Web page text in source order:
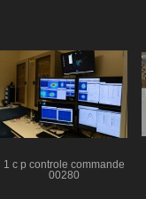
1 c p controle commande
00280